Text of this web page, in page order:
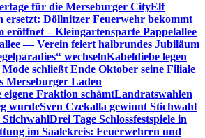
für die Merseburger CityElf
ersetzt: Döllnitzer Feuerwehr bekommt
eröffnet – Kleingartensparte Pappelallee
— Verein feiert halbrundes Jubiläum
wechselnKabeldiebe legen
schließt Ende Oktober seine Filiale
Merseburger Laden
Fraktion schämtLandratswahlen
wurdeSven Czekalla gewinnt Stichwahl
StichwahlDrei Tage Schlossfestspiele in
im Saalekreis: Feuerwehren und